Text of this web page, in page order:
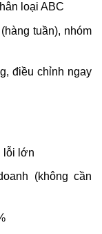
loại ABC
tuần), nhóm
điều chỉnh ngay
lỗi lớn
(không cần